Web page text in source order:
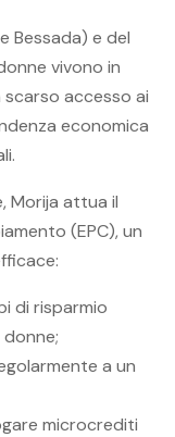
Bessada) e del
vivono in
accesso ai
economica
Morija attua il
(EPC), un
di risparmio
a un
microcrediti